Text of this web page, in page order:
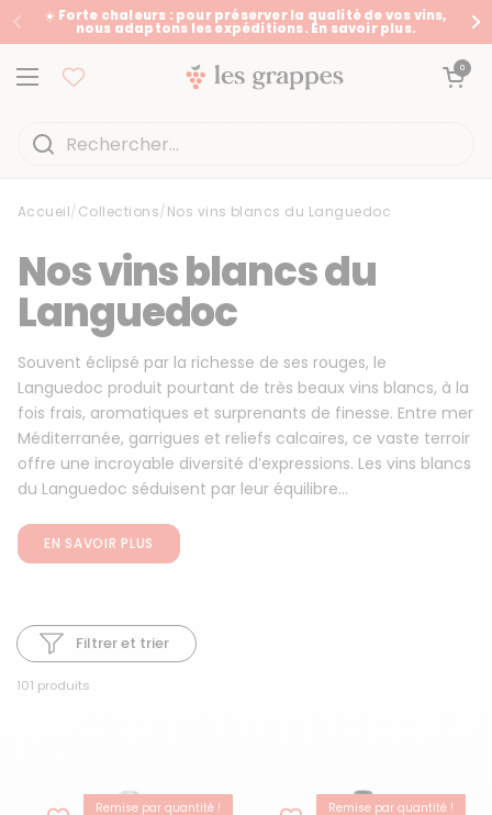
Passer au contenu
Précédent
☀️ Forte chaleurs : pour préserver la qualité de vos vins,
nous adaptons les expéditions. En savoir plus.
Ouvrir le menu
Ouvrir le panier
0
Accueil
Accueil/Collections/Nos vins blancs du Languedoc
Nos vins blancs du
Languedoc
Souvent éclipsé par la richesse de ses rouges, le
Languedoc produit pourtant de très beaux vins blancs, à la
fois frais, aromatiques et surprenants de finesse. Entre mer
Méditerranée, garrigues et reliefs calcaires, ce vaste terroir
offre une incroyable diversité d’expressions. Les vins blancs
du Languedoc séduisent par leur équilibre...
EN SAVOIR PLUS
101 produits
Filtrer et trier
Remise par quantité !
BEST-SELLER Remise par quantité !